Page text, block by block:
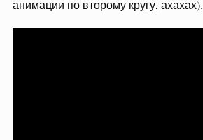
анимации по второму кругу, ахахах).